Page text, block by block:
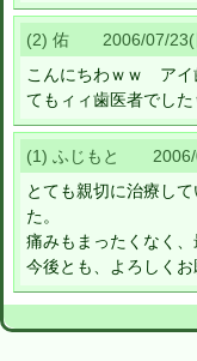
(2) 佑 2006/07/23(
こんにちわｗｗ アイ
てもィィ歯医者でした
(1) ふじもと 2006/
とても親切に治療し
た。
痛みもまったくなく、
今後とも、よろしくお